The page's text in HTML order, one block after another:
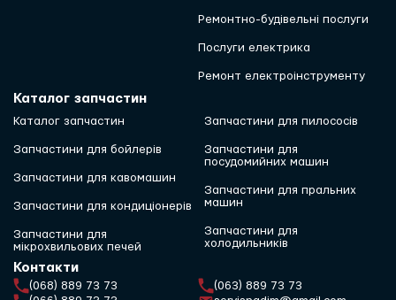
Ремонтно-будівельні послуги
Послуги електрика
Ремонт електроінструменту
Каталог запчастин
Каталог запчастин
Запчастини для бойлерів
Запчастини для кавомашин
Запчастини для кондиціонерів
Запчастини для
мікрохвильових печей
Запчастини для пилососів
Запчастини для
посудомийних машин
Запчастини для пральних
машин
Запчастини для
холодильників
Контакти
(068) 889 73 73
(063) 889 73 73